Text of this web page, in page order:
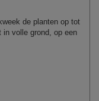
de planten op tot
in volle grond, op een